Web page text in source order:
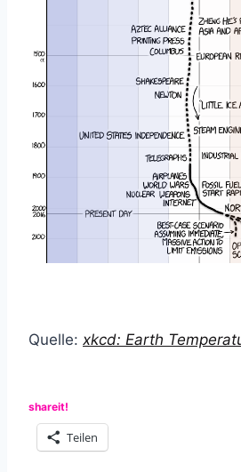
Quelle: xkcd: Earth
shareit!
Teilen